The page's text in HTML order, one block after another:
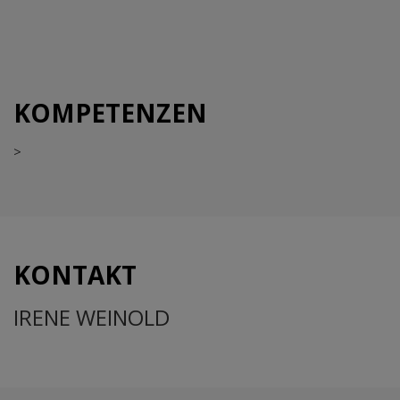
KOMPETENZEN
>
KONTAKT
IRENE WEINOLD